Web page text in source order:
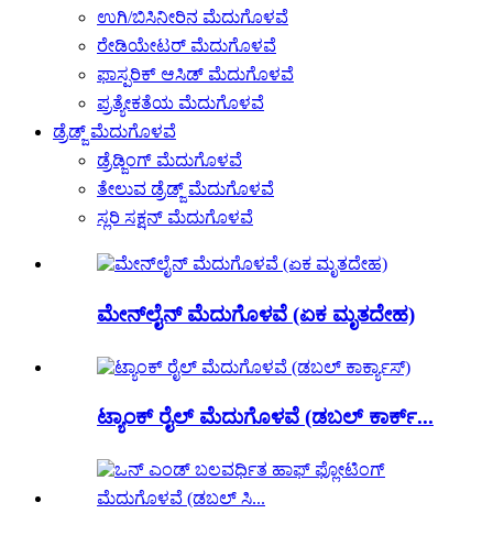
ಉಗಿ/ಬಿಸಿನೀರಿನ ಮೆದುಗೊಳವೆ
ರೇಡಿಯೇಟರ್ ಮೆದುಗೊಳವೆ
ಫಾಸ್ಪರಿಕ್ ಆಸಿಡ್ ಮೆದುಗೊಳವೆ
ಪ್ರತ್ಯೇಕತೆಯ ಮೆದುಗೊಳವೆ
ಡ್ರೆಡ್ಜ್ ಮೆದುಗೊಳವೆ
ಡ್ರೆಡ್ಜಿಂಗ್ ಮೆದುಗೊಳವೆ
ತೇಲುವ ಡ್ರೆಡ್ಜ್ ಮೆದುಗೊಳವೆ
ಸ್ಲರಿ ಸಕ್ಷನ್ ಮೆದುಗೊಳವೆ
ಮೇನ್‌ಲೈನ್ ಮೆದುಗೊಳವೆ (ಏಕ ಮೃತದೇಹ)
ಟ್ಯಾಂಕ್ ರೈಲ್ ಮೆದುಗೊಳವೆ (ಡಬಲ್ ಕಾರ್ಕ್...